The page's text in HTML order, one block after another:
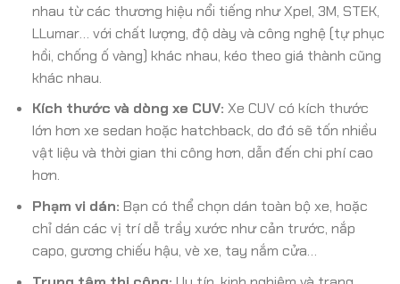
nhau từ các thương hiệu nổi tiếng như Xpel, 3M, STEK,
LLumar… với chất lượng, độ dày và công nghệ (tự phục
hồi, chống ố vàng) khác nhau, kéo theo giá thành cũng
khác nhau.
Kích thước và dòng xe CUV: Xe CUV có kích thước
lớn hơn xe sedan hoặc hatchback, do đó sẽ tốn nhiều
vật liệu và thời gian thi công hơn, dẫn đến chi phí cao
hơn.
Phạm vi dán: Bạn có thể chọn dán toàn bộ xe, hoặc
chỉ dán các vị trí dễ trầy xước như cản trước, nắp
capo, gương chiếu hậu, vè xe, tay nắm cửa…